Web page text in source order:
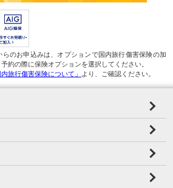
のお申込みは、オプションで国内旅行傷害保険の加
約の際に保険オプションを選択してください。
内旅行傷害保険について」 より、ご確認ください。